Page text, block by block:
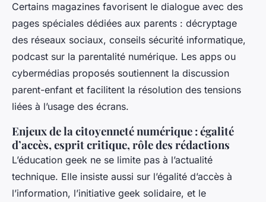
Certains magazines favorisent le dialogue avec des
pages spéciales dédiées aux parents : décryptage
des réseaux sociaux, conseils sécurité informatique,
podcast sur la parentalité numérique. Les apps ou
cybermédias proposés soutiennent la discussion
parent-enfant et facilitent la résolution des tensions
liées à l’usage des écrans.
Enjeux de la citoyenneté numérique : égalité
d’accès, esprit critique, rôle des rédactions
L’éducation geek ne se limite pas à l’actualité
technique. Elle insiste aussi sur l’égalité d’accès à
l’information, l’initiative geek solidaire, et le